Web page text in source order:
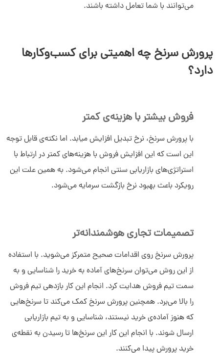
می‌توانند با شما تعامل داشته باشند.
پرورش سرنخ چه اهمیتی برای کسب‌وکارها
دارد؟
فروش بیشتر با هزینه‌ی کمتر
با پرورش سرنخ، نرخ تبدیل افزایش میابد. اما نکته‌ی قابل توجه
این است که این افزایش فروش با هزینه‌های کمتر در ارتباط با
استراتژی‌های بازاریابی سنتی انجام می‌شود. به همین علت این
رویکرد باعث بهبود نرخ بازگشت سرمایه می‌شود.
تصمیمات تجاری هوشمندانه‌تر
پرورش سرنخ روی اقدامات صحیح متمرکز می‌شوید. با استفاده
از این روش می‌توان سرنخ‌های آماده به خرید را شناسایی و به
سمت تیم فروش هدایت کرد. انجام این کار بازدهی تیم فروش
را بالا می‌برد. همچنین پرورش سرنخ کمک می‌کند تا سرنخ‌هایی
که هنوز آماده‌ی خرید نیستند، شناسایی و به تیم بازاریابی
ارسال شوند. با انجام این کار این سرنخ‌ها تا رسیدن به نقطه‌ی
خرید پرورش پیدا می‌کنند.